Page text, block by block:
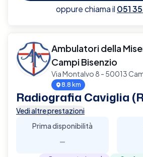
oppure chiama il 051
Ambulatori della
Campi Bisenzio
Via Montalvo 8 - 50013
8.8 km
Radiografia Caviglia
Vedi altre prestazioni
Prima disponibilità
-